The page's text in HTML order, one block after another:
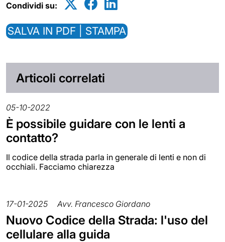
Condividi su:
SALVA IN PDF | STAMPA
Articoli correlati
05-10-2022
È possibile guidare con le lenti a
contatto?
Il codice della strada parla in generale di lenti e non di
occhiali. Facciamo chiarezza
17-01-2025 Avv. Francesco Giordano
Nuovo Codice della Strada: l'uso del
cellulare alla guida